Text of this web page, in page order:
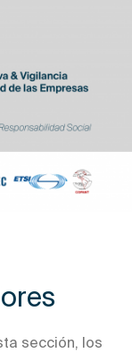
sección, los